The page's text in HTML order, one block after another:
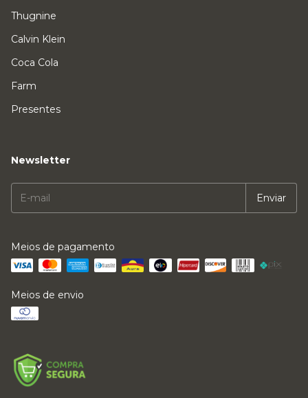
Thugnine
Calvin Klein
Coca Cola
Farm
Presentes
Newsletter
Meios de pagamento
Meios de envio